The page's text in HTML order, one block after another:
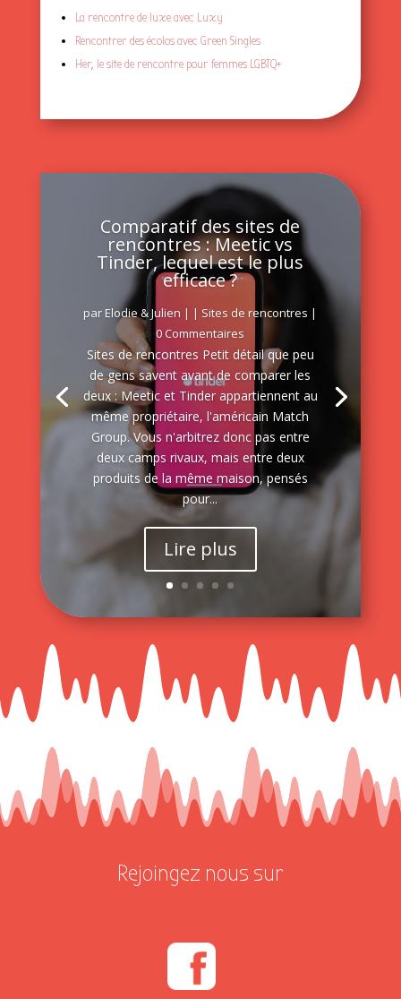
La rencontre de luxe avec Luxy
Rencontrer des écolos avec Green Singles
Her, le site de rencontre pour femmes LGBTQ+
Comparatif des sites de
rencontres : Meetic vs
Tinder, lequel est le plus
efficace ?
par Elodie & Julien | | Sites de rencontres |
0 Commentaires
Sites de rencontres Petit détail que peu
de gens savent avant de comparer les
deux : Meetic et Tinder appartiennent au
même propriétaire, l'américain Match
Group. Vous n'arbitrez donc pas entre
deux camps rivaux, mais entre deux
produits de la même maison, pensés
pour...
Lire plus
Rejoingez nous sur